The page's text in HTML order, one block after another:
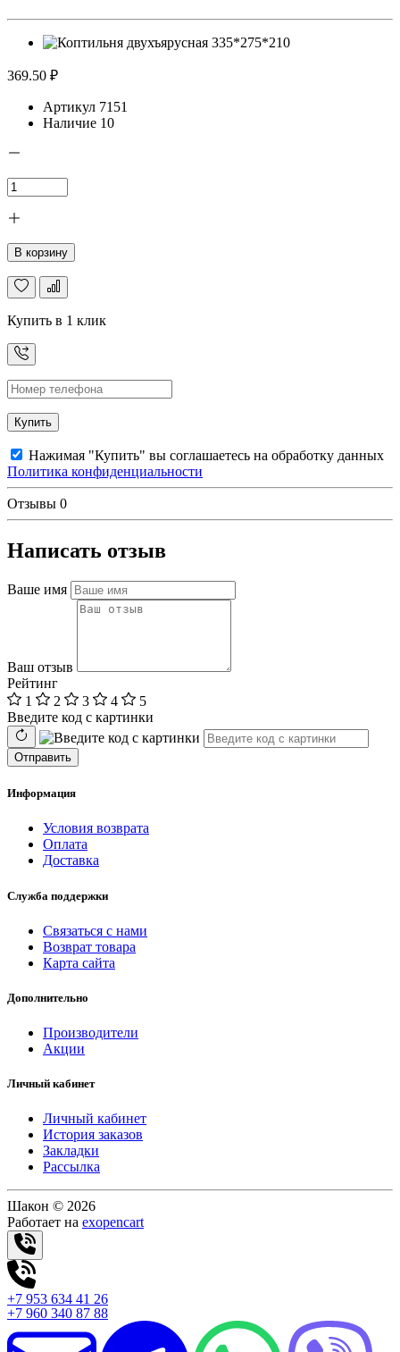
369.50 ₽
Артикул 7151
Наличие 10
В корзину
Купить в 1 клик
Купить
Нажимая "Купить" вы соглашаетесь на обработку данных
Политика конфиденциальности
Отзывы 0
Написать отзыв
Ваше имя
Ваш отзыв
Рейтинг
1
2 3 4
5
Введите код с картинки
Отправить
Информация
Условия возврата
Оплата
Доставка
Служба поддержки
Связаться с нами
Возврат товара
Карта сайта
Дополнительно
Производители
Акции
Личный кабинет
Личный кабинет
История заказов
Закладки
Рассылка
Шакон © 2026
Работает на exopencart
+7 953 634 41 26
+7 960 340 87 88